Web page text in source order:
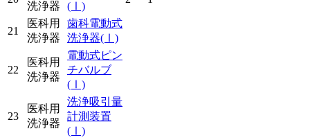
洗浄器
(Ⅰ)
21
医科用
洗浄器
歯科電動式
洗浄器(Ⅰ)
22
医科用
洗浄器
電動式ピン
チバルブ
(Ⅰ)
23
医科用
洗浄器
洗浄吸引量
計測装置
(Ⅰ)